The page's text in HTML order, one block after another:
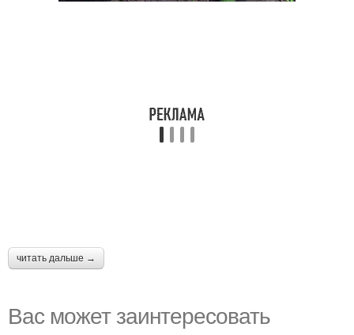
читать дальше →
Вас может заинтересовать